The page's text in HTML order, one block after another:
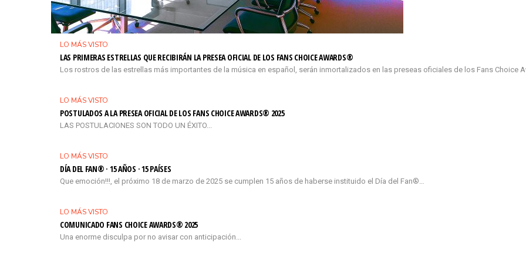
LO MÁS VISTO
LAS PRIMERAS ESTRELLAS QUE RECIBIRÁN LA PRESEA OFICIAL DE LOS FANS CHOICE AWARDS®
Los rostros de las estrellas más importantes de la música en español, serán inmortalizados en las preseas oficiales de los Fans Choice
LO MÁS VISTO
POSTULADOS A LA PRESEA OFICIAL DE LOS FANS CHOICE AWARDS® 2025
LAS POSTULACIONES SON TODO UN ÉXITO...
LO MÁS VISTO
DÍA DEL FAN® · 15 AÑOS · 15 PAÍSES
Que emoción!!!, el próximo 18 de marzo de 2025 se cumplen 15 años de haberse instituido el Día del Fan®…
LO MÁS VISTO
COMUNICADO FANS CHOICE AWARDS® 2025
Una enorme disculpa por no avisar con anticipación...